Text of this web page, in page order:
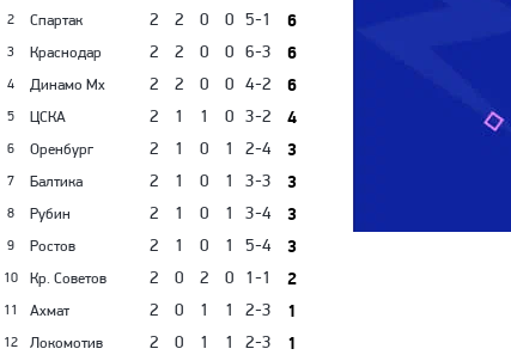
2 Спартак 2 2 0 0 5-1 6
3 Краснодар 2 2 0 0 6-3 6
4 Динамо Мх 2 2 0 0 4-2 6
5 ЦСКА 2 1 1 0 3-2 4
6 Оренбург 2 1 0 1 2-4 3
7 Балтика 2 1 0 1 3-3 3
8 Рубин 2 1 0 1 3-4 3
9 Ростов 2 1 0 1 5-4 3
10 Кр. Советов 2 0 2 0 1-1 2
11 Ахмат 2 0 1 1 2-3 1
12 Локомотив 2 0 1 1 2-3 1